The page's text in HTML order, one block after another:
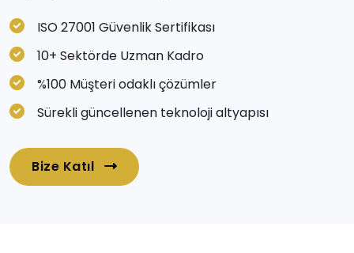
ISO 27001 Güvenlik Sertifikası
10+ Sektörde Uzman Kadro
%100 Müşteri odaklı çözümler
Sürekli güncellenen teknoloji altyapısı
Bize Katıl